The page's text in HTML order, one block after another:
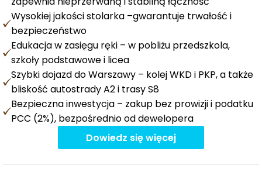
Wysokiej jakości stolarka –gwarantuje trwałość i
bezpieczeństwo
Edukacja w zasięgu ręki – w pobliżu przedszkola,
szkoły podstawowe i licea
Szybki dojazd do Warszawy – kolej WKD i PKP, a także
bliskość autostrady A2 i trasy S8
Bezpieczna inwestycja – zakup bez prowizji i podatku
PCC (2%), bezpośrednio od dewelopera
Dowiedz się więcej